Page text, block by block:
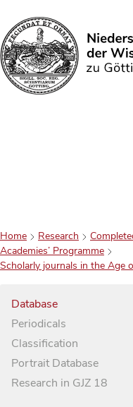
Search
Home Research
Academies’ Programme
Scholarly journals in the Age
Database
Periodicals
Classification
Portrait Database
Research in GJZ 18